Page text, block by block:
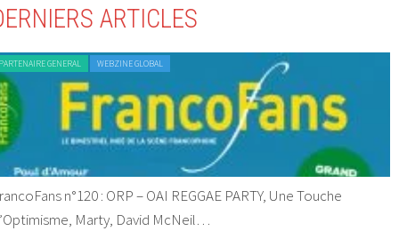
ARTICLES
GENERAL WEBZINE GLOBAL
n°120 : ORP – OAI REGGAE PARTY, Une Touche
Marty, David McNeil…